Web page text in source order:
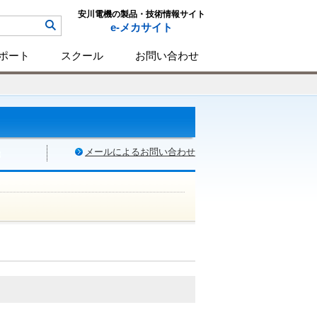
安川電機の製品・技術情報サイト
e-メカサイト
ート スクール お問い合わせ
メールによるお問い合わせ